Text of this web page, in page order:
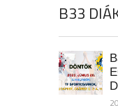
B33